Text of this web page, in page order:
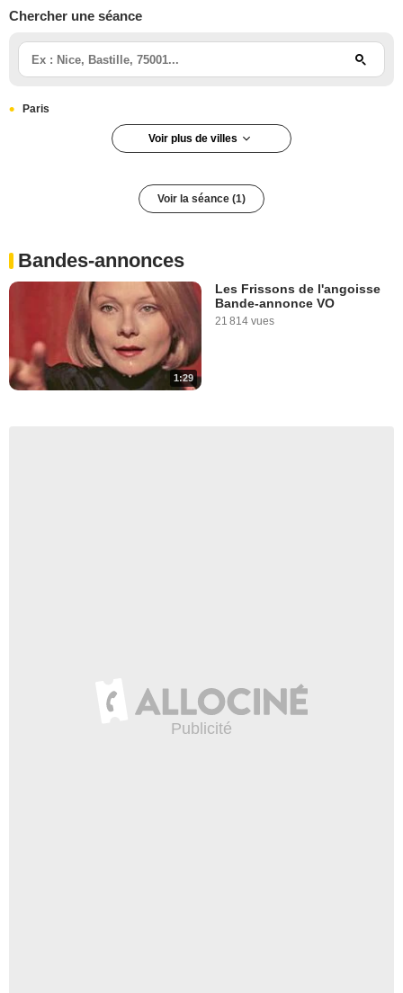
Chercher une séance
Paris
Voir plus de villes
Voir la séance (1)
Bandes-annonces
1:29
Les Frissons de l'angoisse
Bande-annonce VO
21 814 vues